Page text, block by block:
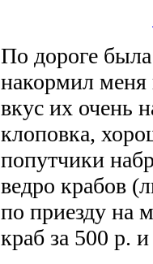
По дороге
накормил меня
вкус их очень
клоповка,
попутчики
ведро крабов
по приезду на
краб за 500 р.